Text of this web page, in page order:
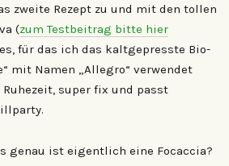
zweite Rezept zu und mit den tollen
(zum Testbeitrag bitte hier
für das ich das kaltgepresste Bio-
mit Namen „Allegro“ verwendet
Ruhezeit, super fix und passt
genau ist eigentlich eine Focaccia?